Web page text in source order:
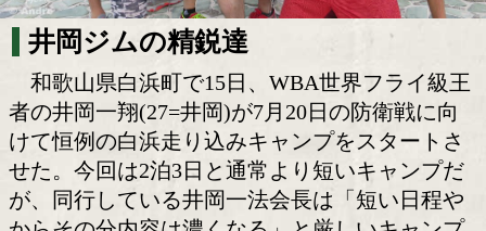
井岡ジムの精鋭達